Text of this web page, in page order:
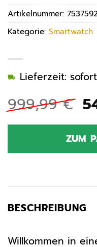
999,99€
Lieferzeit:
ZUM
Artikelnummer:
Kategorie: Smartwatch
BESCHREIBUNG
Willkommen in